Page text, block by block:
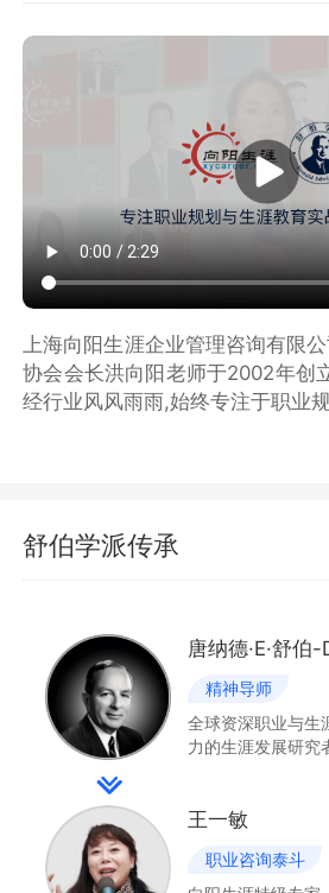
上海向阳生涯企业管理咨询有限
协会会长洪向阳老师于2002年创
经行业风风雨雨,始终专注于职业
舒伯学派传承
唐纳德·E·舒伯
精神导师
全球资深职业与生
力的生涯发展研究
王一敏
职业咨询泰斗